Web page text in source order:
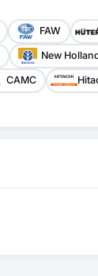
FAW
New
CAMC